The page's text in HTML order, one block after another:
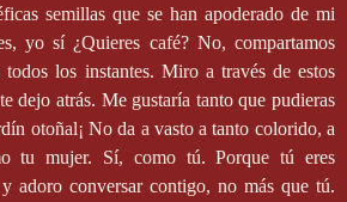
semillas que se han apoderado de mi
yo sí ¿Quieres café? No, compartamos
todos los instantes. Miro a través de estos
dejo atrás. Me gustaría tanto que pudieras
otoñal¡ No da a vasto a tanto colorido, a
tu mujer. Sí, como tú. Porque tú eres
adoro conversar contigo, no más que tú.